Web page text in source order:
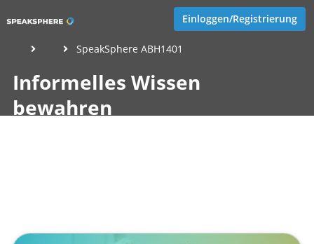
Einloggen/Registrierung
SpeakSphere ABH1401
Informelles Wissen
bewahren